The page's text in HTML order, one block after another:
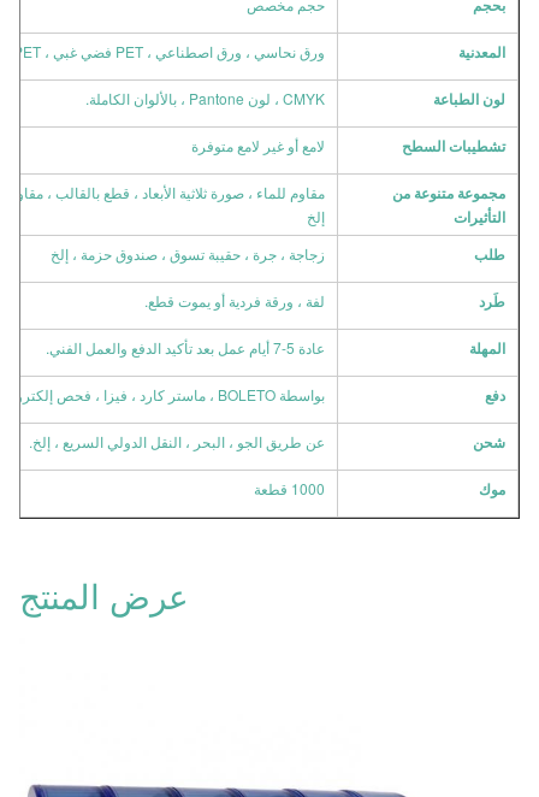
بحجم حجم مخصص
المعدنية ورق نحاسي ، ورق اصطناعي ، PET فضي غبي ، PET أبيض ، PET شفاف ، PVC.
لون الطباعة CMYK ، لون Pantone ، بالألوان الكاملة.
تشطيبات السطح لامع أو غير لامع متوفرة
مجموعة متنوعة من
التأثيرات
مقاوم للماء ، صورة ثلاثية الأبعاد ، قطع بالقالب ،
إلخ
طلب زجاجة ، جرة ، حقيبة تسوق ، صندوق حزمة ، إلخ
طَرد لفة ، ورقة فردية أو يموت قطع.
المهلة عادة 5-7 أيام عمل بعد تأكيد الدفع والعمل الفني.
دفع بواسطة BOLETO ، ماستر كارد ، فيزا ، فحص إلكتروني ، PAYLATER ، T / T ، Westrurn Union
شحن عن طريق الجو ، البحر ، النقل الدولي السريع ، إلخ.
موك 1000 قطعة
عرض المنتج